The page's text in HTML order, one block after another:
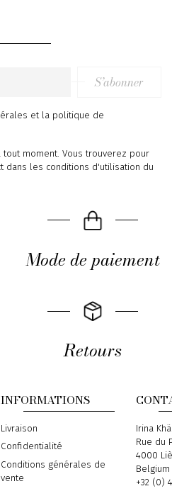
S’abonner
et la politique de
moment. Vous trouverez pour
dans les conditions d'utilisation du
Mode de paiement
Retours
INFORMATIONS
Livraison
Confidentialité
Conditions générales de
vente
Address
Irina Khä
Rue du
4000
Belgium
Phone
+32 (0)